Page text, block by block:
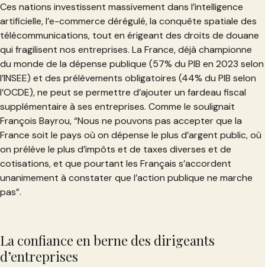
Ces nations investissent massivement dans l’intelligence
artificielle, l’e-commerce dérégulé, la conquête spatiale des
télécommunications, tout en érigeant des droits de douane
qui fragilisent nos entreprises. La France, déjà championne
du monde de la dépense publique (57% du PIB en 2023 selon
l’INSEE) et des prélèvements obligatoires (44% du PIB selon
l’OCDE), ne peut se permettre d’ajouter un fardeau fiscal
supplémentaire à ses entreprises. Comme le soulignait
François Bayrou, “Nous ne pouvons pas accepter que la
France soit le pays où on dépense le plus d’argent public, où
on prélève le plus d’impôts et de taxes diverses et de
cotisations, et que pourtant les Français s’accordent
unanimement à constater que l’action publique ne marche
pas”.
La confiance en berne des dirigeants
d’entreprises